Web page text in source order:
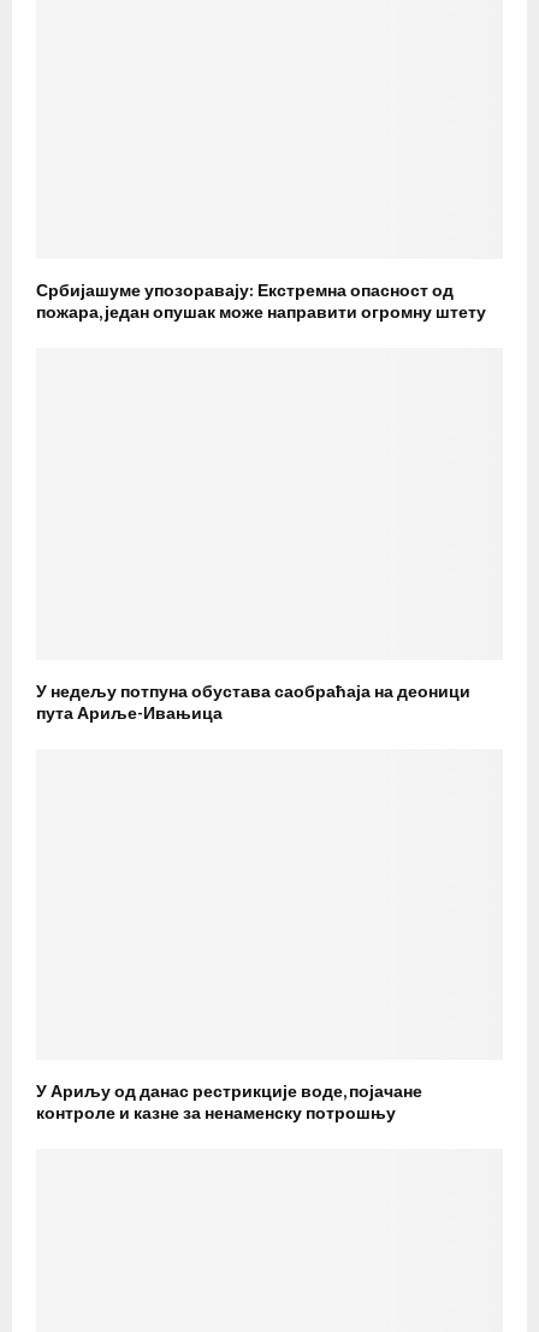
Србијашуме упозоравају: Екстремна опасност од
пожара, један опушак може направити огромну штету
У недељу потпуна обустава саобраћаја на деоници
пута Ариље-Ивањица
У Ариљу од данас рестрикције воде, појачане
контроле и казне за ненаменску потрошњу